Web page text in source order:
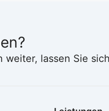
weiter, lassen Sie